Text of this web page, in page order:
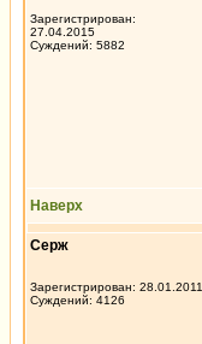
Зарегистрирован:
27.04.2015
Суждений: 5882
Наверх
Серж
Зарегистрирован: 28.01.2011
Суждений: 4126